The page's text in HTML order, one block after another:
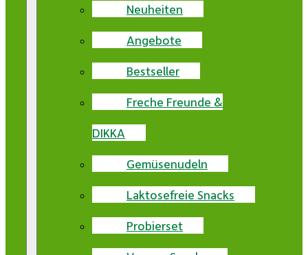
Neuheiten
Angebote
Bestseller
Freche Freunde &
DIKKA
Gemüsenudeln
Laktosefreie Snacks
Probierset